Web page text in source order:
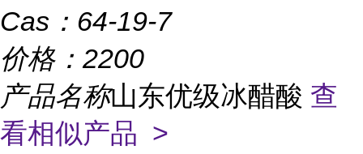
Cas： 64-19-7
价格： 2200
产品名称山东优级冰醋酸 查
看相似产品 >